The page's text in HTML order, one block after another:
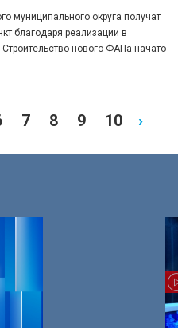
муниципального округа получат
благодаря реализации в
нового ФАПа начато
7 8 9 10 ›